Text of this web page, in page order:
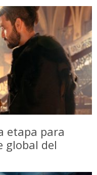
etapa para
global del